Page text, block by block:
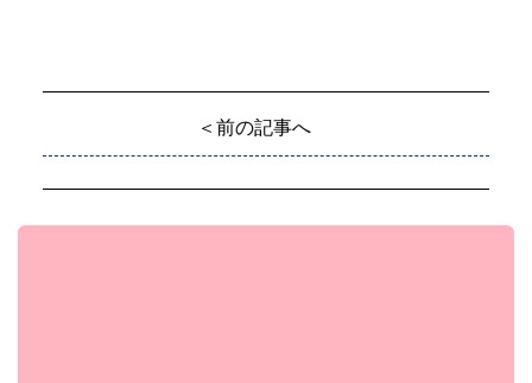
＜前の記事へ